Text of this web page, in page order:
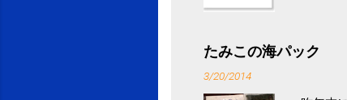
ル性
続ける
たみこの海パック
3/20/2014